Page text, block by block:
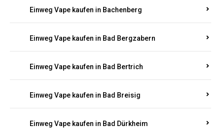
Einweg Vape kaufen in Bachenberg
Einweg Vape kaufen in Bad Bergzabern
Einweg Vape kaufen in Bad Bertrich
Einweg Vape kaufen in Bad Breisig
Einweg Vape kaufen in Bad Dürkheim